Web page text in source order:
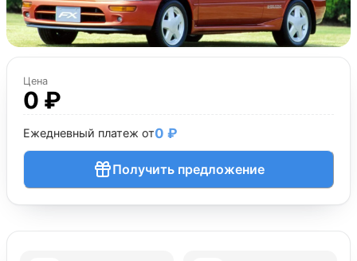
Цена
0 ₽
Ежедневный платеж от0 ₽
Получить предложение